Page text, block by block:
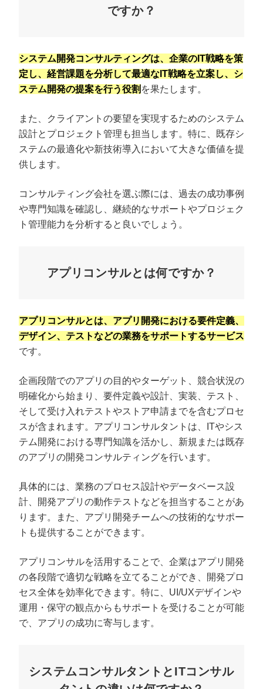
プロに無料相談をする 会社概要資料をダウ
ですか？
システム開発コンサルティングは、企業のIT戦略を策
定し、経営課題を分析して最適なIT戦略を立案し、シ
ステム開発の提案を行う役割 を果たします。
また、クライアントの要望を実現するためのシステム
設計とプロジェクト管理も担当します。特に、既存シ
ステムの最適化や新技術導入において大きな価値を提
供します。
コンサルティング会社を選ぶ際には、過去の成功事例
や専門知識を確認し、継続的なサポートやプロジェク
ト管理能力を分析すると良いでしょう。
アプリコンサルとは何ですか？
アプリコンサルとは、アプリ開発における要件定義、
デザイン、テストなどの業務をサポートするサービス
です。
企画段階でのアプリの目的やターゲット、競合状況の
明確化から始まり、要件定義や設計、実装、テスト、
そして受け入れテストやストア申請までを含むプロセ
スが含まれます。アプリコンサルタントは、ITやシス
テム開発における専門知識を活かし、新規または既存
のアプリの開発コンサルティングを行います。
具体的には、業務のプロセス設計やデータベース設
計、開発アプリの動作テストなどを担当することがあ
ります。また、アプリ開発チームへの技術的なサポー
トも提供することができます。
アプリコンサルを活用することで、企業はアプリ開発
の各段階で適切な戦略を立てることができ、開発プロ
セス全体を効率化できます。特に、UI/UXデザインや
運用・保守の観点からもサポートを受けることが可能
で、アプリの成功に寄与します。
システムコンサルタントとITコンサル